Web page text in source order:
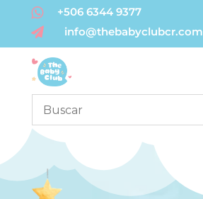
 +506 6344 9377
 info@thebabyclubcr.com